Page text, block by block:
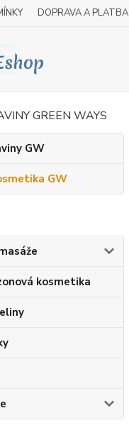
DOPRAVA A PLATBA
GREEN WAYS
GW
GW
kosmetika